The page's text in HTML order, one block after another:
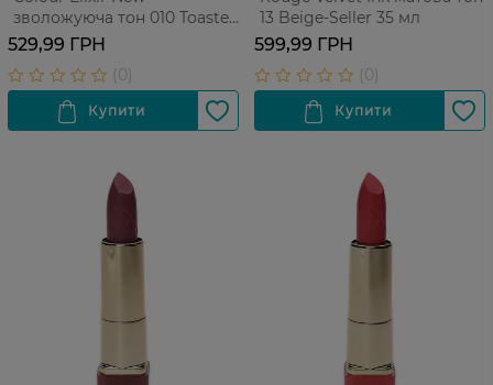
зволожуюча тон 010 Toasted
Almond 4 г
529,99 ГРН
13 Beige-Seller 35 мл
599,99 ГРН